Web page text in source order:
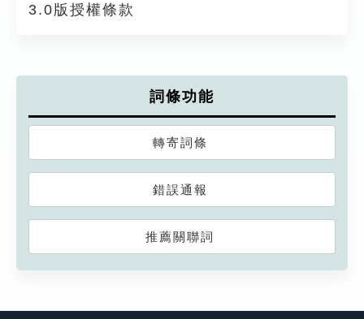
3.0版授權條款
詞條功能
轉寄詞條
錯誤通報
推薦關聯詞